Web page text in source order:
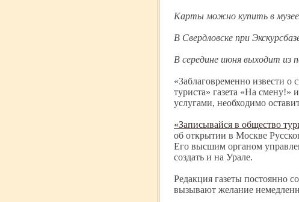
Карты можно купить в музее
В Свердловске при
В середине июня выходит из
«Заблаговременно извести о
туриста» газета «На смену!»
услугами, необходимо
«Записывайся в общество
об открытии в Москве
Его высшим органом
создать и на Урале.
Редакция газеты постоянно
вызывают желание